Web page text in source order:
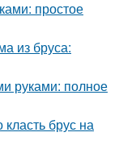
простое
из бруса:
руками: полное
брус на